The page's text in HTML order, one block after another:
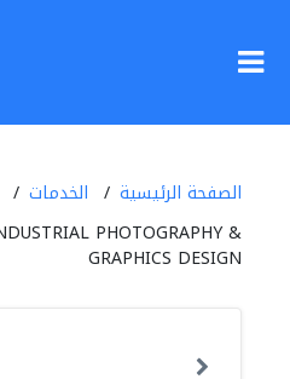
الصفحة الرئيسية الخدمات
PHOTOGRAPHY &
GRAPHICS DESIGN